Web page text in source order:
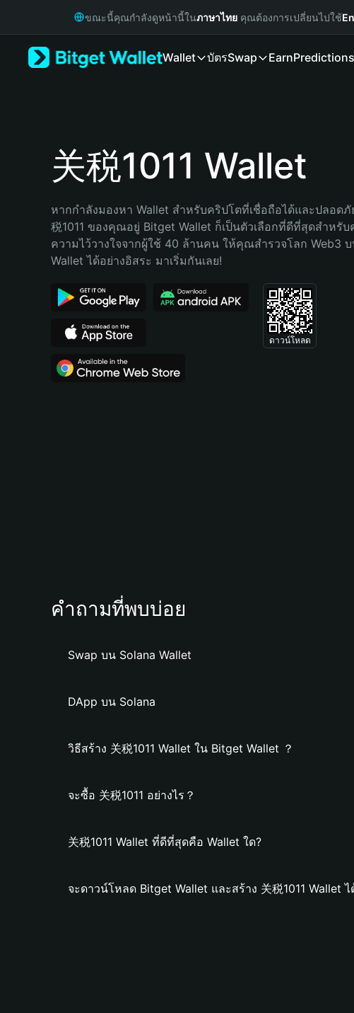
Русский
Bahasa Indonesia
Português (Brasil)
ขณะนี้คุณกำลังดูหน้านี้ในภาษาไทย คุณต้องการเปลี่ยนไปใช้
Wallet บัตรSwap EarnPredictions
关税1011 Wallet
หากกำลังมองหา Wallet สำหรับคริปโตที่เชื่อถือได้และปลอดภั
税1011 ของคุณอยู่ Bitget Wallet ก็เป็นตัวเลือกที่ดีที่สุดสำหรั
ความไว้วางใจจากผู้ใช้ 40 ล้านคน ให้คุณสำรวจโลก Web3
Wallet ได้อย่างอิสระ มาเริ่มกันเลย!
ดาวน์โหลด
คำถามที่พบบ่อย
Swap บน Solana Wallet
DApp บน Solana
วิธีสร้าง 关税1011 Wallet ใน Bitget Wallet ？
จะซื้อ 关税1011 อย่างไร？
关税1011 Wallet ที่ดีที่สุดคือ Wallet ใด?
จะดาวน์โหลด Bitget Wallet และสร้าง 关税1011 Wallet ไ